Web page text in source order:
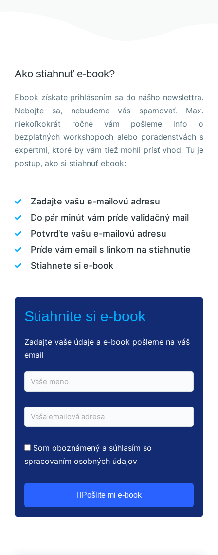
Ako stiahnuť e-book?
Ebook získate prihlásením sa do nášho newslettra.
Nebojte sa, nebudeme vás spamovať. Max.
niekoľkokrát ročne vám pošleme info o
bezplatných workshopoch alebo poradenstvách s
expertmi, ktoré by vám tiež mohli prísť vhod. Tu je
postup, ako si stiahnuť ebook:
Zadajte vašu e-mailovú adresu
Do pár minút vám príde validačný mail
Potvrďte vašu e-mailovú adresu
Príde vám email s linkom na stiahnutie
Stiahnete si e-book
Stiahnite si e-book
Zadajte vaše údaje a e-book pošleme na váš
email
Som oboznámený a súhlasím so
spracovaním osobných údajov
Pošlite mi e-book